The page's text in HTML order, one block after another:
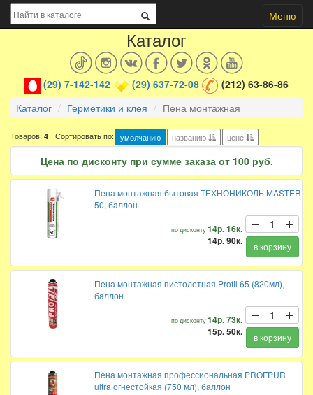
Меню
Каталог
(29) 7-142-142 (29) 637-72-08
(212) 63-86-86
Каталог
Герметики и клея Пена монтажная
Товаров: 4 Сортировать по: умолчанию названию цене
Цена по дисконту при сумме заказа от 100 руб.
Пена монтажная бытовая ТЕХНОНИКОЛЬ MASTER
50, баллон
по дисконту14р. 16к.
14р. 90к.
в корзину
Пена монтажная пистолетная Profil 65 (820мл),
баллон
по дисконту14р. 73к.
15р. 50к.
в корзину
Пена монтажная профессиональная PROFPUR
ultra огнестойкая (750 мл), баллон